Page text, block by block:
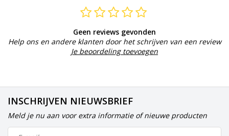
Geen reviews gevonden
Help ons en andere klanten door het schrijven van een review
Je beoordeling toevoegen
INSCHRIJVEN NIEUWSBRIEF
Meld je nu aan voor extra informatie of nieuwe producten